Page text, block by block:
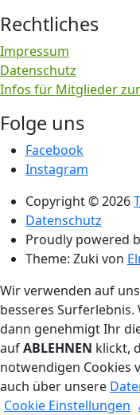
Rechtliches
Impressum
Datenschutz
Infos für Mitglieder zur
Folge uns
Facebook
Instagram
Copyright © 2026
Datenschutz
Proudly powered
Theme: Zuki von
Wir verwenden auf
besseres Surferlebnis.
dann genehmigt Ihr
aufABLEHNEN klickt,
notwendigen Cookies
auch über unsere
Cookie Einstellungen